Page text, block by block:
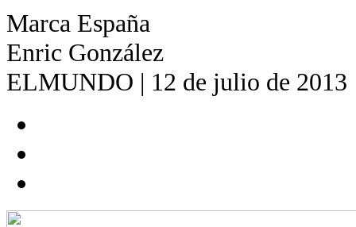
Marca España
Enric González
ELMUNDO | 12 de julio de 2013